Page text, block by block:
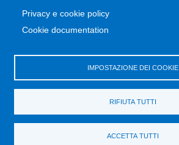
Privacy e cookie policy
Cookie documentation
IMPOSTAZIONE DEI COOKIE
RIFIUTA TUTTI
ACCETTA TUTTI
Amministrazione trasparente
Note Legali
Atti di notifica
Pianificazione strategica
Privacy e cookie policy
Rivedi le tue scelte sui cookie
Dati di monitoraggio